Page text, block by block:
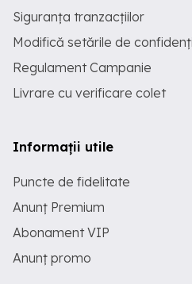
Siguranța tranzacțiilor
Modifică setările de
Regulament Campanie
Livrare cu verificare colet
Informații utile
Puncte de fidelitate
Anunț Premium
Abonament VIP
Anunț promo